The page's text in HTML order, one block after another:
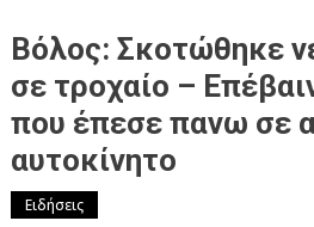
Βόλος: Σκοτώθηκε
σε τροχαίο –
που έπεσε πανω σε
αυτοκίνητο
Ειδήσεις